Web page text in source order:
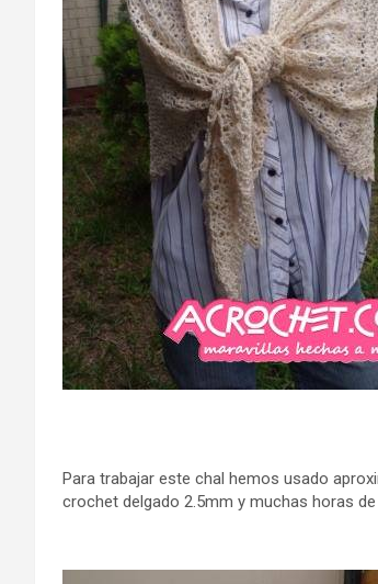
Para trabajar este chal hemos usado
crochet delgado 2.5mm y muchas horas